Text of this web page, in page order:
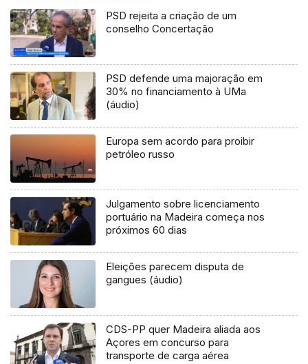
PSD rejeita a criação de um
conselho Concertação
PSD defende uma majoração em
30% no financiamento à UMa
(áudio)
Europa sem acordo para proibir
petróleo russo
Julgamento sobre licenciamento
portuário na Madeira começa nos
próximos 60 dias
Eleições parecem disputa de
gangues (áudio)
CDS-PP quer Madeira aliada aos
Açores em concurso para
transporte de carga aérea